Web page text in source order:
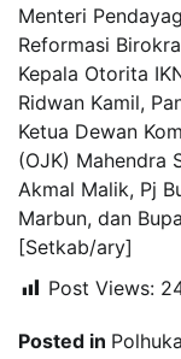
Menteri
Reformasi
Kepala Otorita
Ridwan Kamil,
Ketua Dewan
(OJK) Mahendra
Akmal Malik, Pj
Marbun, dan
[Setkab/ary]
Post Views:
Posted in